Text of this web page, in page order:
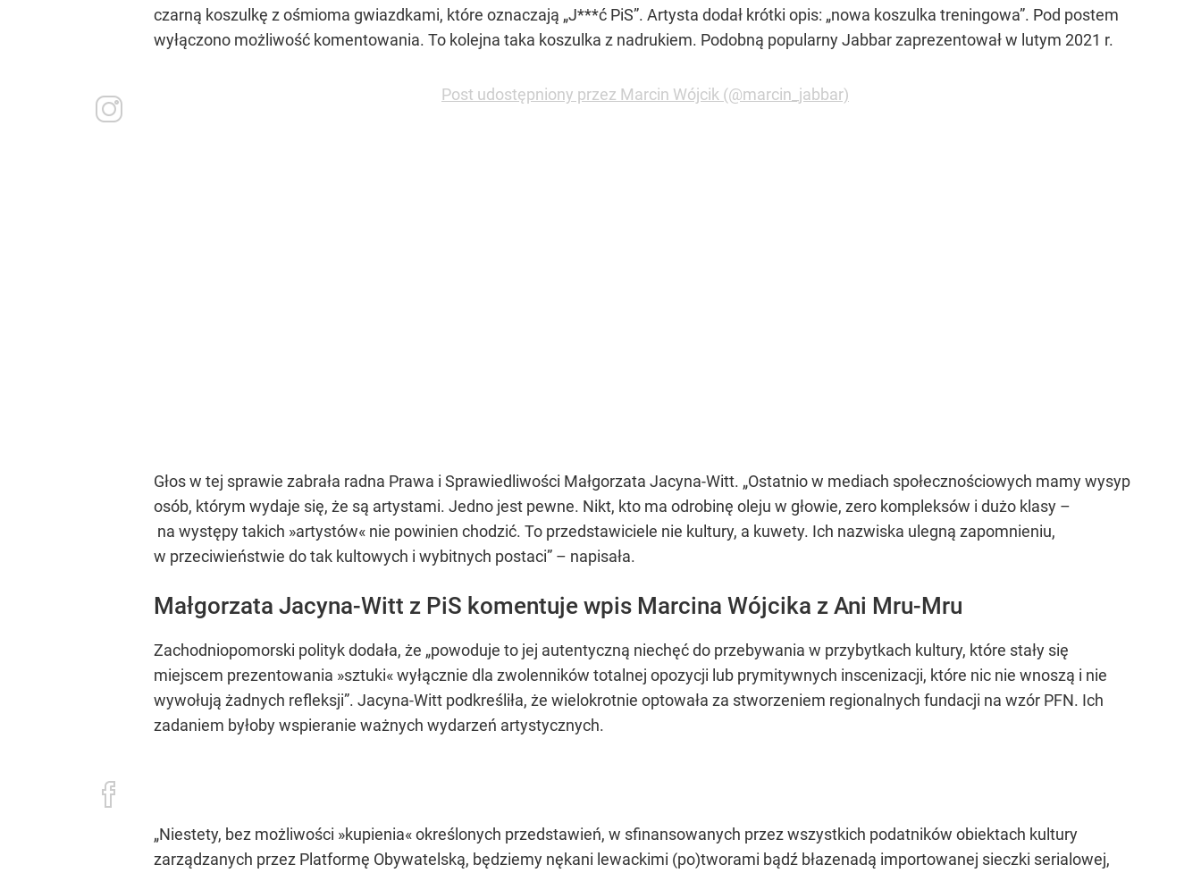
czarną koszulkę z ośmioma gwiazdkami, które oznaczają „J***ć PiS”. Artysta dodał krótki opis: „nowa koszulka treningowa”. Pod postem
wyłączono możliwość komentowania. To kolejna taka koszulka z nadrukiem. Podobną popularny Jabbar zaprezentował w lutym 2021 r.
Post udostępniony przez Marcin Wójcik (@marcin_jabbar)
Głos w tej sprawie zabrała radna Prawa i Sprawiedliwości Małgorzata Jacyna-Witt. „Ostatnio w mediach społecznościowych mamy wysyp
osób, którym wydaje się, że są artystami. Jedno jest pewne. Nikt, kto ma odrobinę oleju w głowie, zero kompleksów i dużo klasy –
na występy takich »artystów« nie powinien chodzić. To przedstawiciele nie kultury, a kuwety. Ich nazwiska ulegną zapomnieniu,
w przeciwieństwie do tak kultowych i wybitnych postaci” – napisała.
Małgorzata Jacyna-Witt z PiS komentuje wpis Marcina Wójcika z Ani Mru-Mru
Zachodniopomorski polityk dodała, że „powoduje to jej autentyczną niechęć do przebywania w przybytkach kultury, które stały się
miejscem prezentowania »sztuki« wyłącznie dla zwolenników totalnej opozycji lub prymitywnych inscenizacji, które nic nie wnoszą i nie
wywołują żadnych refleksji”. Jacyna-Witt podkreśliła, że wielokrotnie optowała za stworzeniem regionalnych fundacji na wzór PFN. Ich
zadaniem byłoby wspieranie ważnych wydarzeń artystycznych.
„Niestety, bez możliwości »kupienia« określonych przedstawień, w sfinansowanych przez wszystkich podatników obiektach kultury
zarządzanych przez Platformę Obywatelską, będziemy nękani lewackimi (po)tworami bądź błazenadą importowanej sieczki serialowej,